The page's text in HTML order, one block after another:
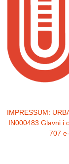
IMPRESSUM:
IN000483 Glavni i
707